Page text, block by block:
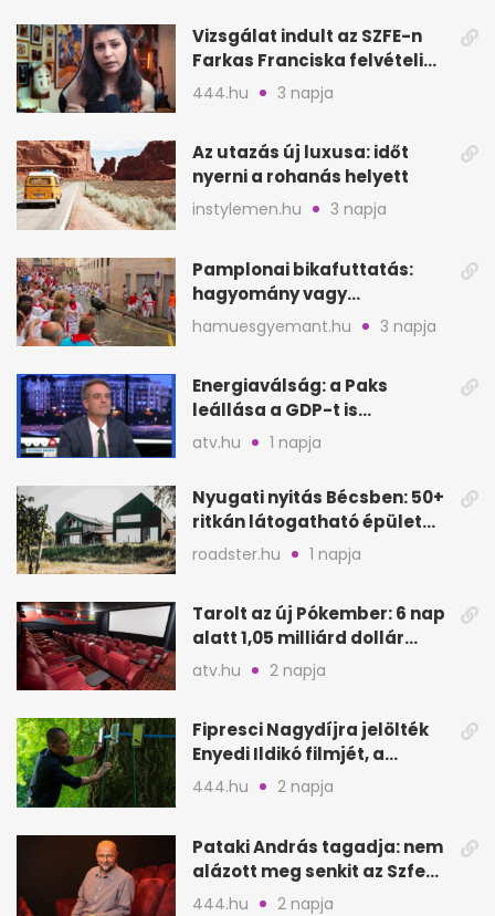
Vizsgálat indult az SZFE-n
Farkas Franciska felvételi
videója után
444.hu 3 napja
Az utazás új luxusa: időt
nyerni a rohanás helyett
instylemen.hu 3 napja
Pamplonai bikafuttatás:
hagyomány vagy
értelmetlen vérontás?
hamuesgyemant.hu 3 napja
Energiaválság: a Paks
leállása a GDP-t is
megütheti, int az
Oeconomus
atv.hu 1 napja
Nyugati nyitás Bécsben: 50+
ritkán látogatható épület
nyílik meg
roadster.hu 1 napja
Tarolt az új Pókember: 6 nap
alatt 1,05 milliárd dollár
bevétel
atv.hu 2 napja
Fipresci Nagydíjra jelölték
Enyedi Ildikó filmjét, a
Csendes barátot
444.hu 2 napja
Pataki András tagadja: nem
alázott meg senkit az Szfe
felvételijén
444.hu 2 napja